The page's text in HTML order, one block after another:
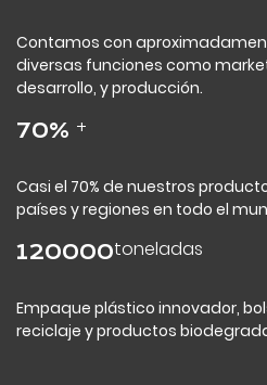
Contamos con
diversas funciones como
desarrollo, y producción.
70% +
Casi el 70% de nuestros
países y regiones en todo el
120000toneladas
Empaque plástico innovador,
reciclaje y productos